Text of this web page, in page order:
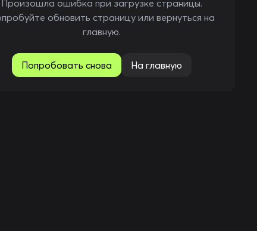
Произошла ошибка при загрузке страницы.
обновить страницу или вернуться на
главную.
Попробовать снова На главную